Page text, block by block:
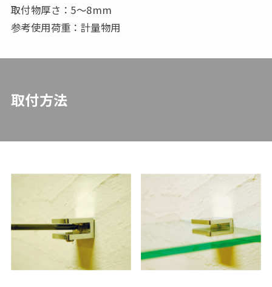
取付物厚さ：5～8mm
参考使用荷重：計量物用
取付方法